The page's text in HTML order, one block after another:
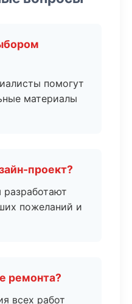
помогут
материалы
проект?
пожеланий и
ремонта?
всех работ